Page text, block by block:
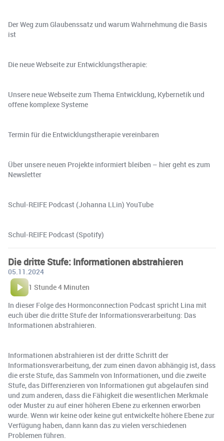
Der Weg zum Glaubenssatz und warum Wahrnehmung die Basis
ist
Die neue Webseite zur Entwicklungstherapie:
Unsere neue Webseite zum Thema Entwicklung, Kybernetik und
offene komplexe Systeme
Termin für die Entwicklungstherapie vereinbaren
Über unsere neuen Projekte informiert bleiben – hier geht es zum
Newsletter
Schul-REIFE Podcast (Johanna LLin) YouTube
Schul-REIFE Podcast (Spotify)
Die dritte Stufe: Informationen abstrahieren
05.11.2024
1 Stunde 4 Minuten
In dieser Folge des Hormonconnection Podcast spricht Lina mit
euch über die dritte Stufe der Informationsverarbeitung: Das
Informationen abstrahieren.
Informationen abstrahieren ist der dritte Schritt der
Informationsverarbeitung, der zum einen davon abhängig ist, dass
die erste Stufe, das Sammeln von Informationen, und die zweite
Stufe, das Differenzieren von Informationen gut abgelaufen sind
und zum anderen, dass die Fähigkeit die wesentlichen Merkmale
oder Muster zu auf einer höheren Ebene zu erkennen erworben
wurde. Wenn wir keine oder keine gut entwickelte höhere Ebene zur
Verfügung haben, dann kann das zu vielen verschiedenen
Problemen führen.